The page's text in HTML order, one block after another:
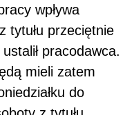
wpływa
tytułu przeciętnie
pracodawca.
mieli zatem
do